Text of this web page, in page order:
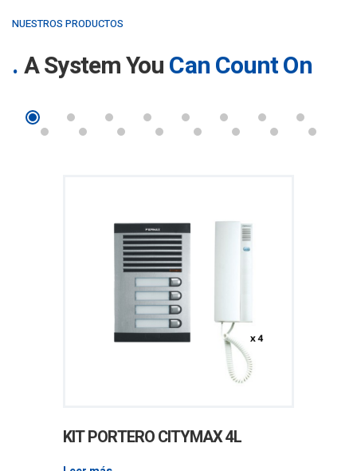
NUESTROS PRODUCTOS
A System YouCan Count On
KIT PORTERO CITYMAX 4L